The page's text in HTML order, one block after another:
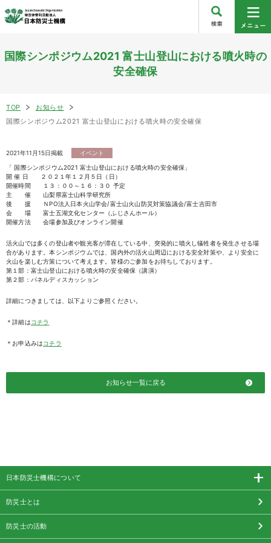
国際シンポジウム2021 富士山登山における噴火時の
安全確保
TOP
お知らせ
国際シンポジウム2021 富士山登山における噴火時の安全確保
2021年11月15日掲載
イベント
「 国際シンポジウム2021 富士山登山における噴火時の安全確保」
開 催 日 ２０２１年１２月５日（日）
開催時間 １３：００～１６：３０ 予定
主 催 山梨県富士山科学研究所
後 援 ＮPO法人日本火山学会/富士山火山防災対策協議会/富士吉田市
会 場 富士五湖文化センター（ふじさんホール）
開催方法 会場参加及びオンライン開催
活火山では多くの登山者や観光客が滞在している中、突発的に噴火し犠牲者を発生させる場
合があります。本シンポジウムでは、国内外の活火山周辺における安全対策や、より安全に
火山を楽しむ方策について考えます。皆様のご参加をお待ちしております。
第１部：富士山登山における噴火時の安全確保（講演）
第２部：パネルディスカッション
詳細につきましては、以下よりご参照ください。
＊詳細はコチラ
＊お申込みはコチラ
お知らせ一覧に戻る
日本防災士機構について
防災士とは
防災士の活動